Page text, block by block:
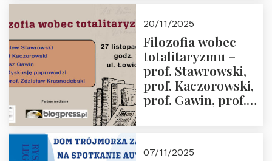
Przemysław
Sobolewski – 4
grudnia 2025 r.
godz. 18:00.
20/11/2025
Filozofia wobec
totalitaryzmu –
prof. Stawrowski,
prof. Kaczorowski,
prof. Gawin, prof.
07/11/2025